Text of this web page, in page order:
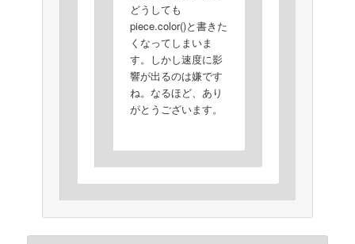
どうしても
piece.color()と書きた
くなってしまいま
す。しかし速度に影
響が出るのは嫌です
ね。なるほど、あり
がとうございます。